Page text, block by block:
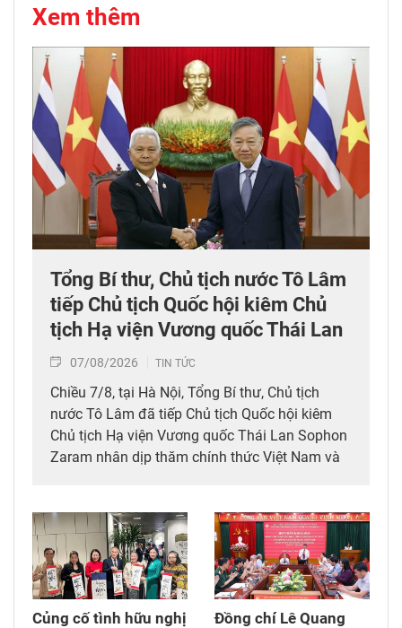
Xem thêm
Tổng Bí thư, Chủ tịch nước Tô Lâm
tiếp Chủ tịch Quốc hội kiêm Chủ
tịch Hạ viện Vương quốc Thái Lan
07/08/2026 TIN TỨC
Chiều 7/8, tại Hà Nội, Tổng Bí thư, Chủ tịch
nước Tô Lâm đã tiếp Chủ tịch Quốc hội kiêm
Chủ tịch Hạ viện Vương quốc Thái Lan Sophon
Zaram nhân dịp thăm chính thức Việt Nam và
(6/8/1976 – 6/8/2026).
Củng cố tình hữu nghị Đồng chí Lê Quang